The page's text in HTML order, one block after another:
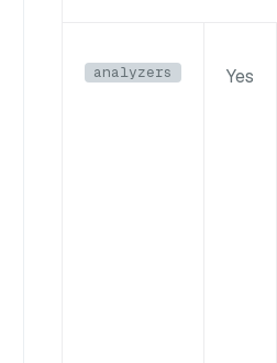
analyzers Yes